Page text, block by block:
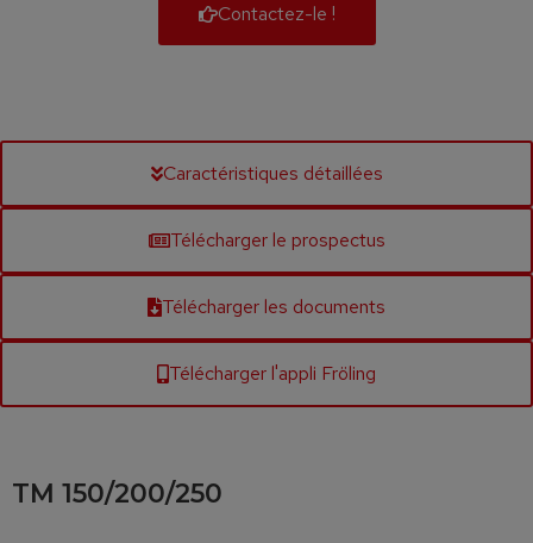
Contactez-le !
Caractéristiques détaillées
Télécharger le prospectus
Télécharger les documents
Télécharger l'appli Fröling
TM 150/200/250